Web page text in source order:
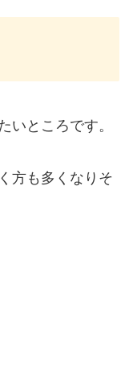
いところです。
方も多くなりそ